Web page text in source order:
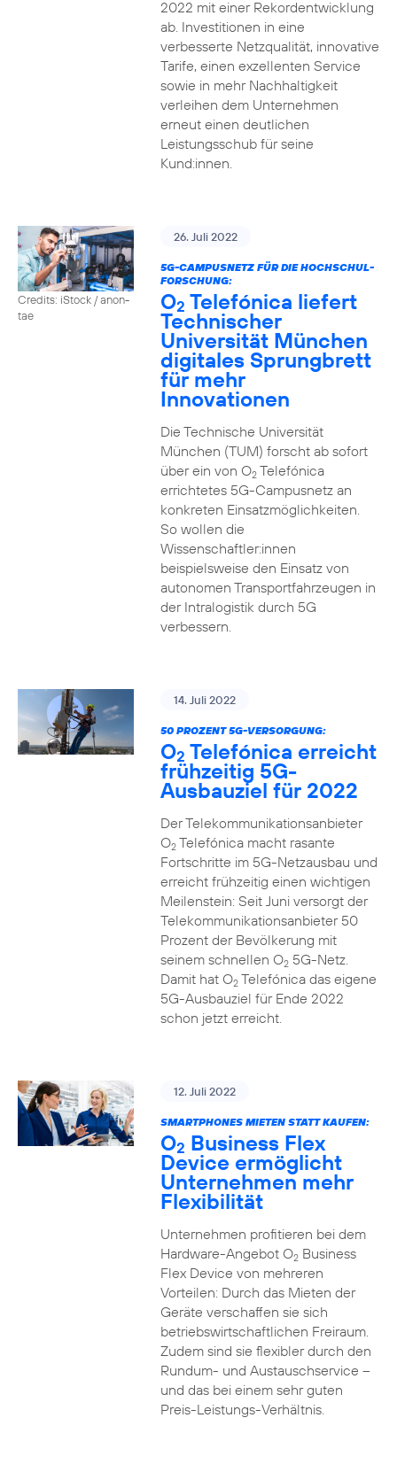
2022 mit einer Rekordentwicklung
ab. Investitionen in eine
verbesserte Netzqualität, innovative
Tarife, einen exzellenten Service
sowie in mehr Nachhaltigkeit
verleihen dem Unternehmen
erneut einen deutlichen
Leistungsschub für seine
Kund:innen.
Credits: iStock / anon-
tae
26. Juli 2022
5G-CAMPUSNETZ FÜR DIE HOCHSCHUL-
FORSCHUNG:
O2 Telefónica liefert
Technischer
Universität München
digitales Sprungbrett
für mehr
Innovationen
Die Technische Universität
München (TUM) forscht ab sofort
über ein von O2Telefónica
errichtetes 5G-Campusnetz an
konkreten Einsatzmöglichkeiten.
So wollen die
Wissenschaftler:innen
beispielsweise den Einsatz von
autonomen Transportfahrzeugen in
der Intralogistik durch 5G
verbessern.
14. Juli 2022
50 PROZENT 5G-VERSORGUNG:
O2 Telefónica erreicht
frühzeitig 5G-
Ausbauziel für 2022
Der Telekommunikationsanbieter
O2Telefónica macht rasante
Fortschritte im 5G-Netzausbau und
erreicht frühzeitig einen wichtigen
Meilenstein: Seit Juni versorgt der
Telekommunikationsanbieter 50
Prozent der Bevölkerung mit
seinem schnellen O25G-Netz.
Damit hat O2Telefónica das eigene
5G-Ausbauziel für Ende 2022
schon jetzt erreicht.
12. Juli 2022
SMARTPHONES MIETEN STATT KAUFEN:
O2 Business Flex
Device ermöglicht
Unternehmen mehr
Flexibilität
Unternehmen profitieren bei dem
Hardware-Angebot O2Business
Flex Device von mehreren
Vorteilen: Durch das Mieten der
Geräte verschaffen sie sich
betriebswirtschaftlichen Freiraum.
Zudem sind sie flexibler durch den
Rundum- und Austauschservice –
und das bei einem sehr guten
Preis-Leistungs-Verhältnis.